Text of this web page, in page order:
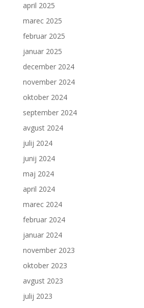
april 2025
marec 2025
februar 2025
januar 2025
december 2024
november 2024
oktober 2024
september 2024
avgust 2024
julij 2024
junij 2024
maj 2024
april 2024
marec 2024
februar 2024
januar 2024
november 2023
oktober 2023
avgust 2023
julij 2023